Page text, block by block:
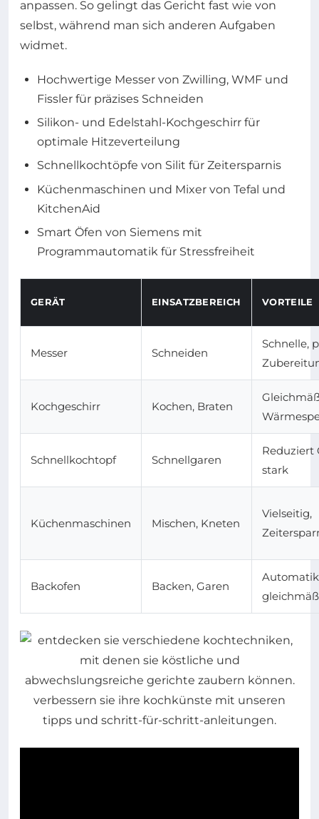
anpassen. So gelingt das Gericht fast wie von
selbst, während man sich anderen Aufgaben
widmet.
Hochwertige Messer von Zwilling, WMF und
Fissler für präzises Schneiden
Silikon- und Edelstahl-Kochgeschirr für
optimale Hitzeverteilung
Schnellkochtöpfe von Silit für Zeitersparnis
Küchenmaschinen und Mixer von Tefal und
KitchenAid
Smart Öfen von Siemens mit
Programmautomatik für Stressfreiheit
GERÄT EINSATZBEREICH VORTEILE
Messer Schneiden
Schnelle,
Kochgeschirr Kochen, Braten
Schnellkochtopf Schnellgaren
Reduziert
stark
Küchenmaschinen Mischen, Kneten
Vielseitig,
Backofen Backen, Garen